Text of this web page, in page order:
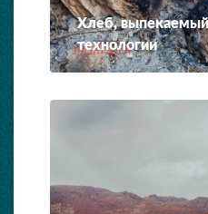
Хлеб,
технологии